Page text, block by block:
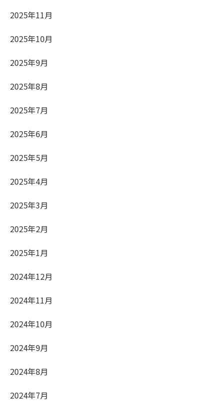
2025年11月
2025年10月
2025年9月
2025年8月
2025年7月
2025年6月
2025年5月
2025年4月
2025年3月
2025年2月
2025年1月
2024年12月
2024年11月
2024年10月
2024年9月
2024年8月
2024年7月